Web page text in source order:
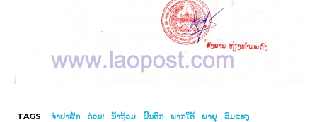
TAGS ຈຳປາສັກ ດ່ວນ! ນ້ຳຖ້ວມ ຝົນຕົກ ພາກໃຕ້ ພາຍຸ
ລົມແຮງ